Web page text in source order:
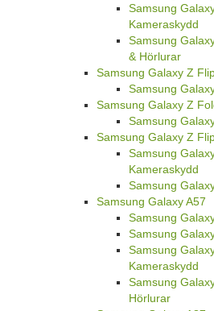
Samsung
Kameraskydd
Samsung
& Hörlurar
Samsung Galaxy Z
Samsung
Samsung Galaxy Z
Samsung
Samsung Galaxy Z
Samsung
Kameraskydd
Samsung
Samsung Galaxy A57
Samsung
Samsung
Samsung
Kameraskydd
Samsung
Hörlurar